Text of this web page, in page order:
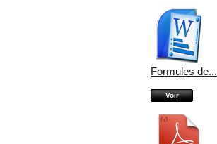
Formules de...
Voir